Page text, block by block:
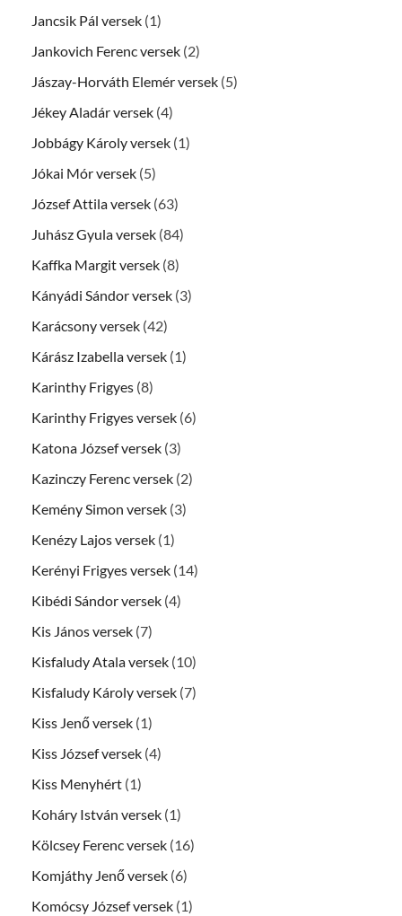
Jancsik Pál versek (1)
Jankovich Ferenc versek (2)
Jászay-Horváth Elemér versek (5)
Jékey Aladár versek (4)
Jobbágy Károly versek (1)
Jókai Mór versek (5)
József Attila versek (63)
Juhász Gyula versek (84)
Kaffka Margit versek (8)
Kányádi Sándor versek (3)
Karácsony versek (42)
Kárász Izabella versek (1)
Karinthy Frigyes (8)
Karinthy Frigyes versek (6)
Katona József versek (3)
Kazinczy Ferenc versek (2)
Kemény Simon versek (3)
Kenézy Lajos versek (1)
Kerényi Frigyes versek (14)
Kibédi Sándor versek (4)
Kis János versek (7)
Kisfaludy Atala versek (10)
Kisfaludy Károly versek (7)
Kiss Jenő versek (1)
Kiss József versek (4)
Kiss Menyhért (1)
Koháry István versek (1)
Kölcsey Ferenc versek (16)
Komjáthy Jenő versek (6)
Komócsy József versek (1)